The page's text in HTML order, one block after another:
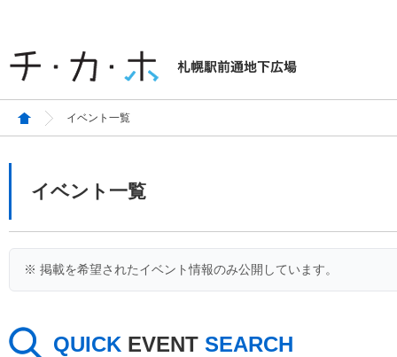
イベント一覧
イベント一覧
※ 掲載を希望されたイベント情報のみ公開しています。
QUICK EVENT SEARCH